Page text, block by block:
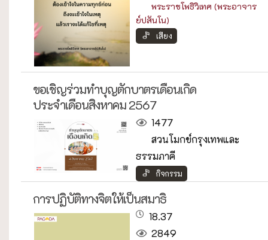
พระราชโพธิวิเทศ (พระอาจาร
ย์ปสันโน)
เสียง
ขอเชิญร่วมทำบุญตักบาตรเดือนเกิด
ประจำเดือนสิงหาคม 2567
1477
สวนโมกข์กรุงเทพและ
ธรรมภาคี
กิจกรรม
การปฏิบัติทางจิตให้เป็นสมาธิ
18.37
2849